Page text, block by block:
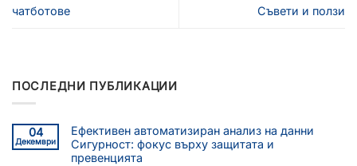
чатботове
Съвети и ползи
ПОСЛЕДНИ ПУБЛИКАЦИИ
04
Декември
Ефективен автоматизиран анализ на данни
Сигурност: фокус върху защитата и
превенцията